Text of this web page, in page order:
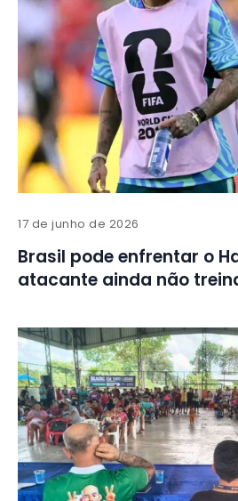
17 de junho de 2026
Brasil pode enfrentar o
atacante ainda não